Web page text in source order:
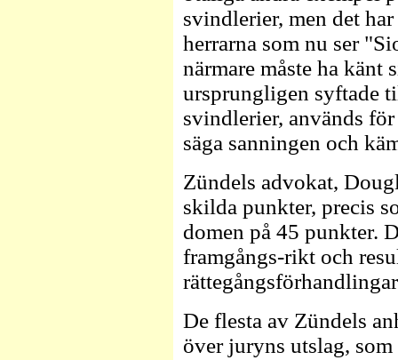
svindlerier, men det
herrarna som nu ser
närmare måste ha känt
ursprungligen syftade
svindlerier, används
säga sanningen och
Zündels advokat,
skilda punkter, precis
domen på 45 punkter.
framgångs-rikt och
De flesta av Zündels
över juryns utslag,